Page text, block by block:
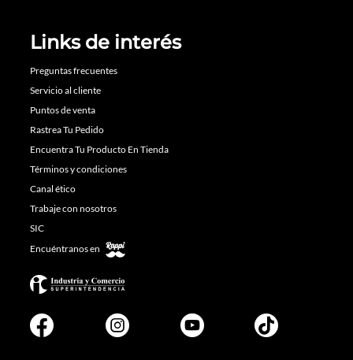
Links de interés
Preguntas frecuentes
Servicio al cliente
Puntos de venta
Rastrea Tu Pedido
Encuentra Tu Producto En Tienda
Términos y condiciones
Canal ético
Trabaje con nosotros
SIC
Encuéntranos en